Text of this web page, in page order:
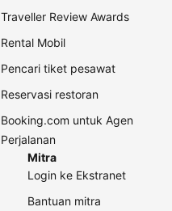
Traveller Review Awards
Rental Mobil
Pencari tiket pesawat
Reservasi restoran
Booking.com untuk Agen
Perjalanan
Mitra
Login ke Ekstranet
Bantuan mitra